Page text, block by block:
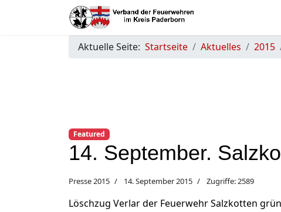
Aktuelle Seite: Startseite Aktuelles 2015
Featured
14. September.
Presse 2015 14. September 2015 Zugriffe: 2589
Löschzug Verlar der Feuerwehr Salzkotten